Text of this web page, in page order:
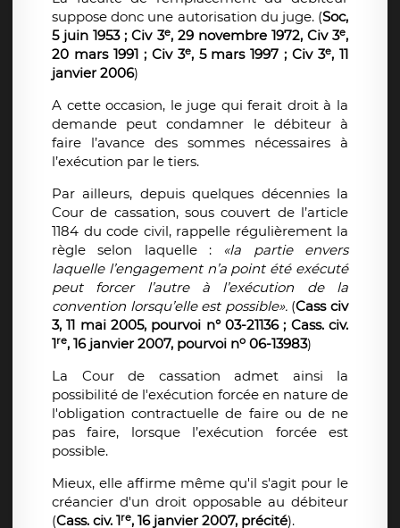
suppose donc une autorisation du juge. (Soc,
5 juin 1953 ; Civ 3e, 29 novembre 1972, Civ 3e,
20 mars 1991 ; Civ 3e, 5 mars 1997 ; Civ 3e, 11
janvier 2006)
A cette occasion, le juge qui ferait droit à la
demande peut condamner le débiteur à
faire l’avance des sommes nécessaires à
l’exécution par le tiers.
Par ailleurs, depuis quelques décennies la
Cour de cassation, sous couvert de l’article
1184 du code civil, rappelle régulièrement la
règle selon laquelle : «la partie envers
laquelle l’engagement n’a point été exécuté
peut forcer l’autre à l’exécution de la
convention lorsqu’elle est possible».(Cass civ
3, 11 mai 2005, pourvoi n° 03-21136 ; Cass. civ.
1re, 16 janvier 2007, pourvoi no 06-13983)
La Cour de cassation admet ainsi la
possibilité de l'exécution forcée en nature de
l'obligation contractuelle de faire ou de ne
pas faire, lorsque l’exécution forcée est
possible.
Mieux, elle affirme même qu'il s'agit pour le
créancier d'un droit opposable au débiteur
(Cass. civ. 1re, 16 janvier 2007, précité).